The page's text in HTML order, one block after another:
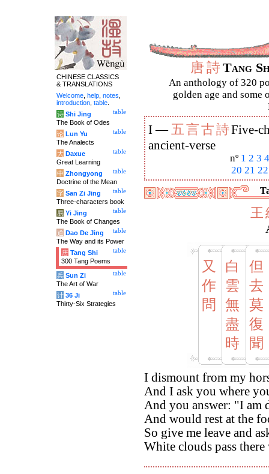
唐詩Tang
An anthology of 320
golden age and some
I —五言古詩Five-
ancient-verse
nº 1 2 3 4
20 21 22
王
又
作
問
白
雲
無
盡
時
但
去
莫
復
聞
I dismount from my
And I ask you where
And you answer: "I am
And would rest at the
So give me leave and
White clouds pass
CHINESE CLASSICS
& TRANSLATIONS
Welcome help notes
introduction table
table
诗 Shi Jing
The Book of Odes
table
论 Lun Yu
The Analects
table
大 Daxue
Great Learning
table
中 Zhongyong
Doctrine of the Mean
table
字 San Zi Jing
Three-characters book
table
易 Yi Jing
The Book of Changes
table
道 Dao De Jing
The Way and its Power
table
唐 Tang Shi
300 Tang Poems
table
兵 Sun Zi
The Art of War
table
计 36 Ji
Thirty-Six Strategies